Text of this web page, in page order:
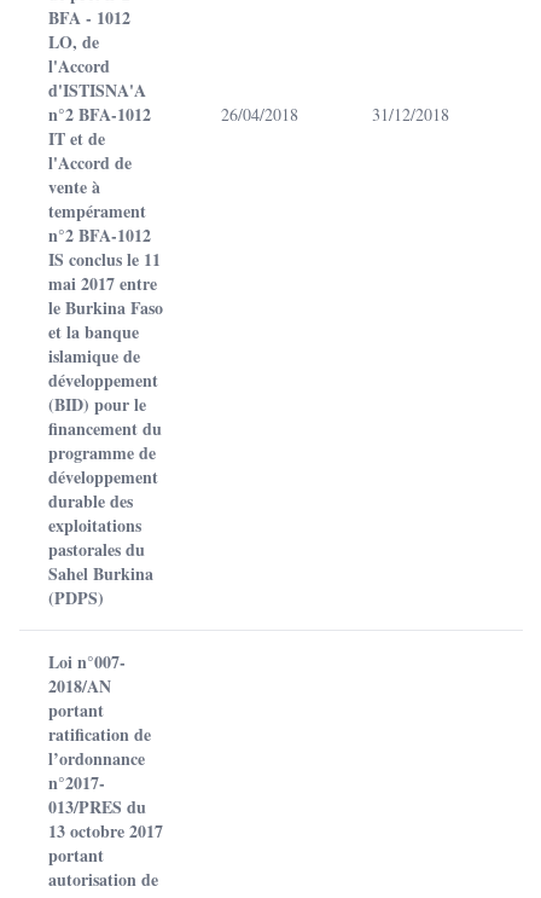
BFA - 1012
LO, de
l'Accord
d'ISTISNA'A
n°2 BFA-1012
IT et de
l'Accord de
vente à
tempérament
n°2 BFA-1012
IS conclus le 11
mai 2017 entre
le Burkina Faso
et la banque
islamique de
développement
(BID) pour le
financement du
programme de
développement
durable des
exploitations
pastorales du
Sahel Burkina
(PDPS)
26/04/2018 31/12/2018
Loi n°007-
2018/AN
portant
ratification de
l’ordonnance
n°2017-
013/PRES du
13 octobre 2017
portant
autorisation de